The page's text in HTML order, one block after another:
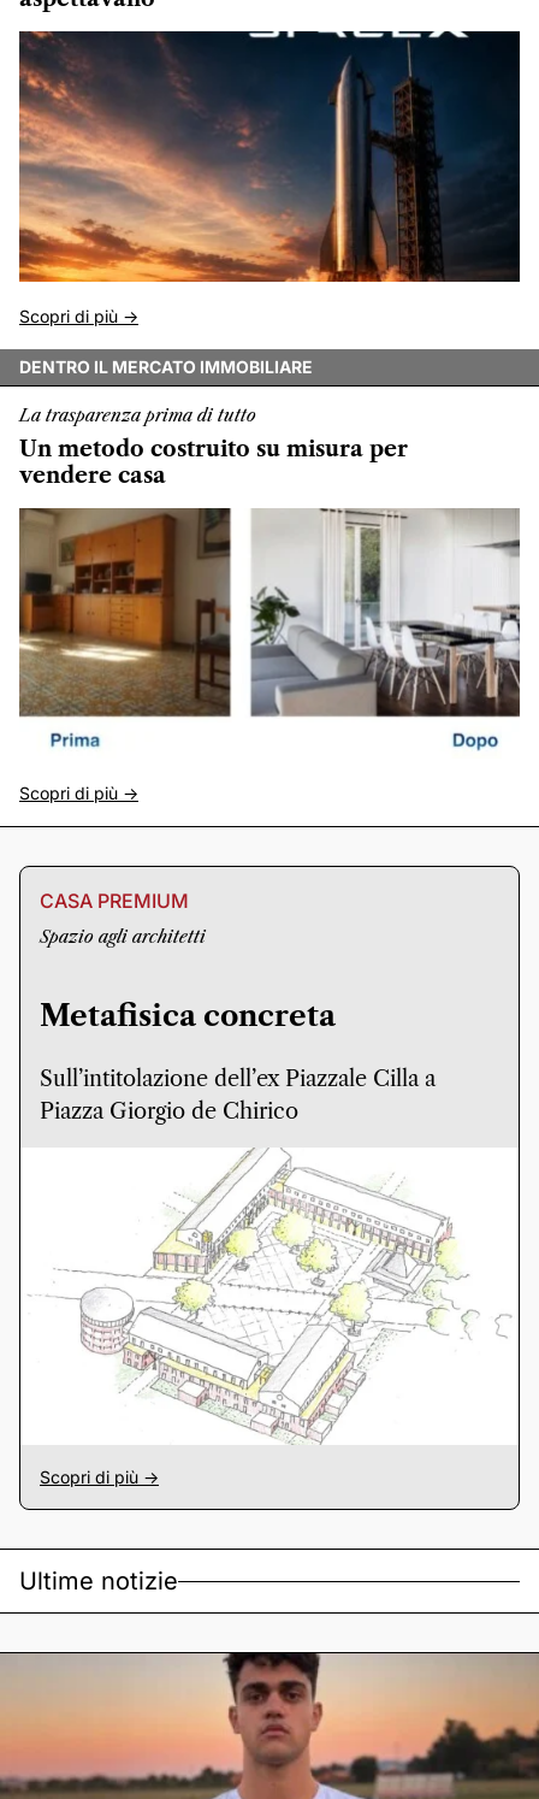
Scopri di più ->
DENTRO IL MERCATO IMMOBILIARE
La trasparenza prima di tutto
Un metodo costruito su misura per
vendere casa
Scopri di più ->
CASA PREMIUM
Spazio agli architetti
Metafisica concreta
Sull’intitolazione dell’ex Piazzale Cilla a
Piazza Giorgio de Chirico
Scopri di più ->
Ultime notizie